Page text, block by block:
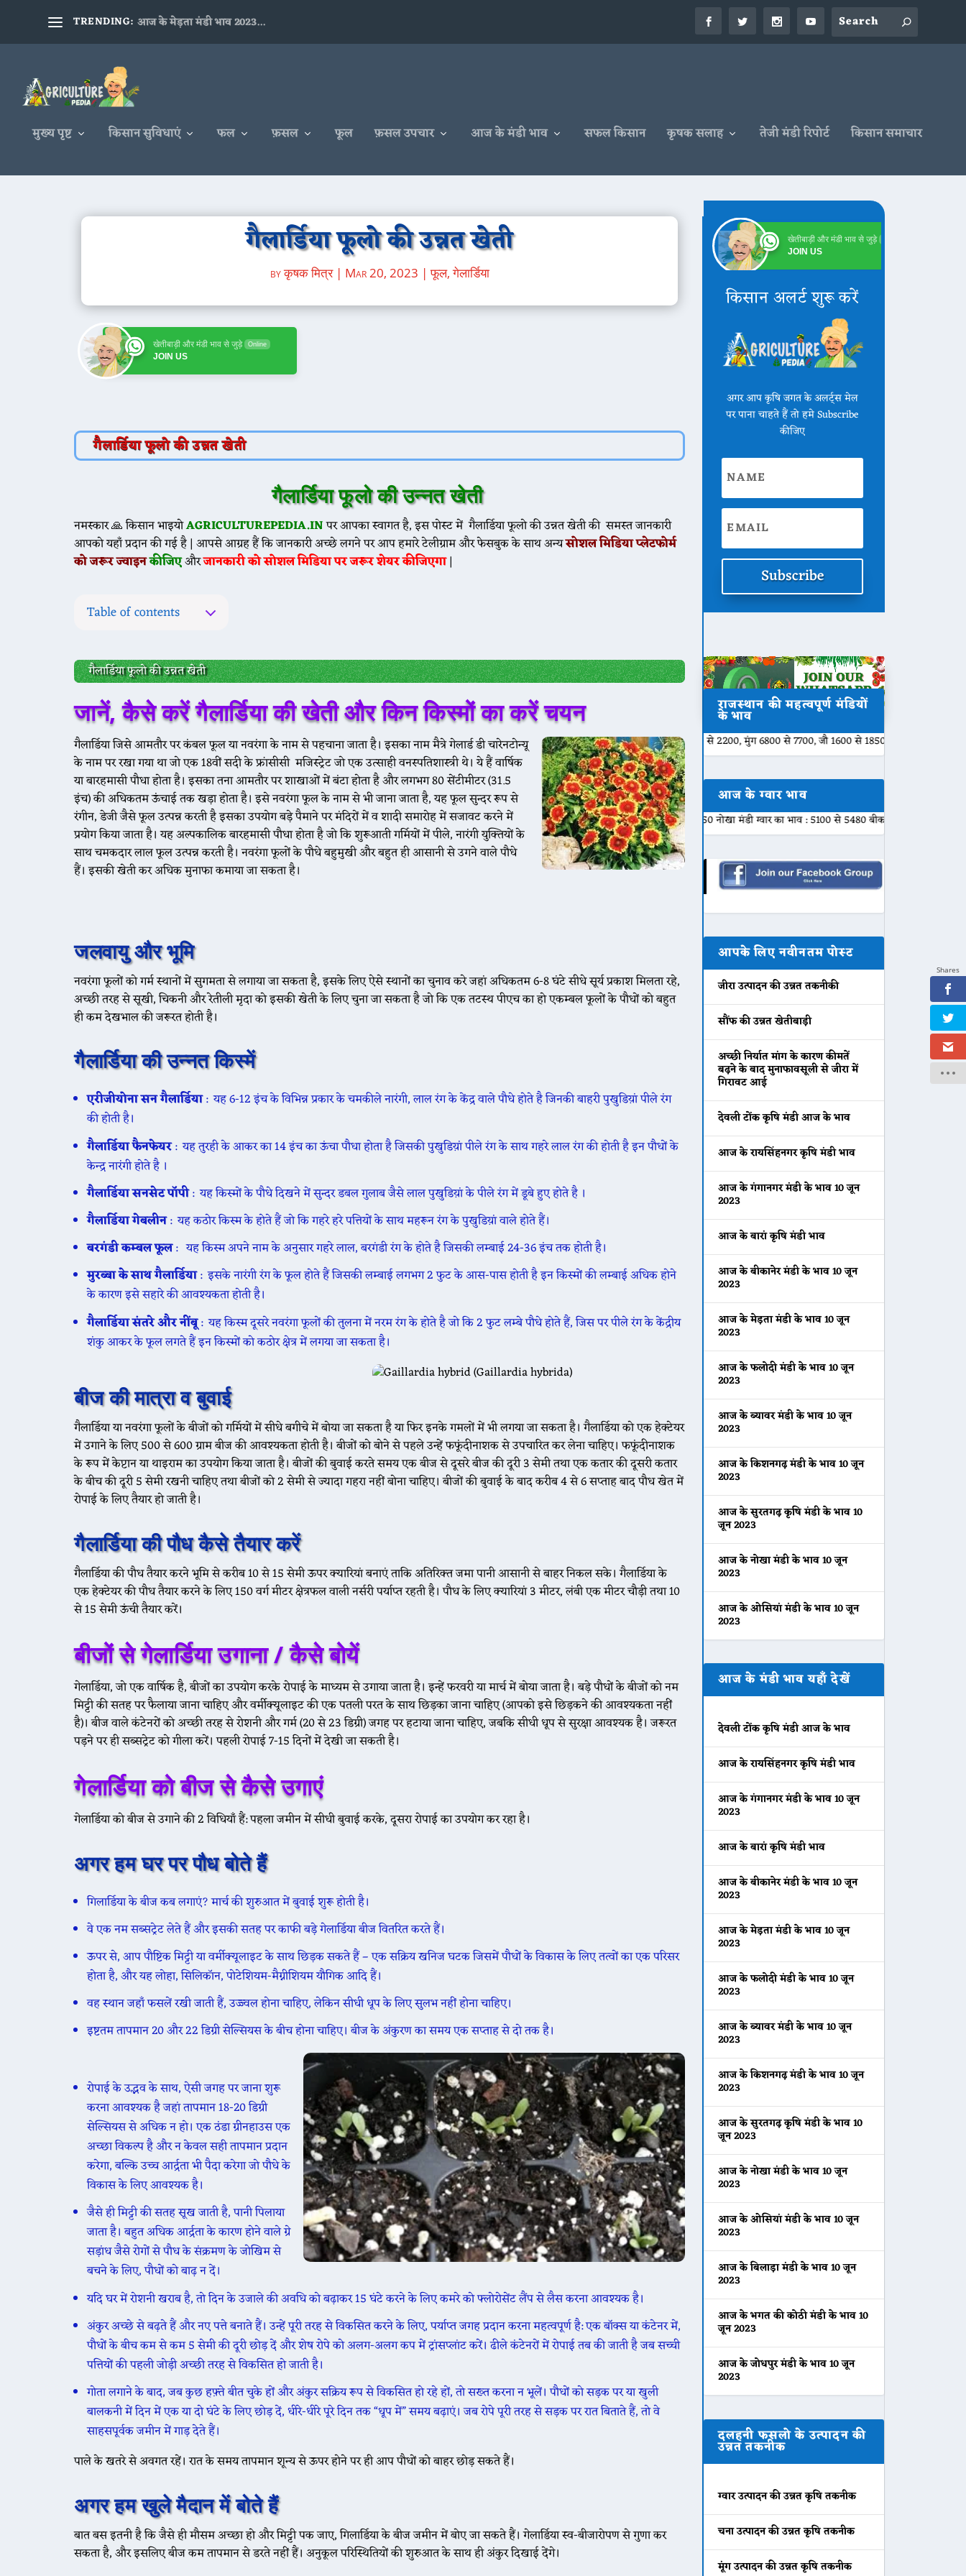
TRENDING: आज के मेड़ता मंडी भाव 2023...
मुख्य पृष्ट किसान सुविधाएं फल फ़सल फूल फ़सल उपचार आज के मंडी भाव सफल किसान कृषक सलाह तेजी मंडी रिपोर्ट किसान समाचार
गैलार्डिया फूलो की उन्नत खेती
byकृषक मित्र| Mar 20, 2023 |फूल,गेलार्डिया
खेतीबाड़ी और मंडी भाव से जुड़े Online
JOIN US
गैलार्डिया फूलो की उन्नत खेती
गैलार्डिया फूलो की उन्नत खेती
नमस्कार 🙏 किसान भाइयोAGRICULTUREPEDIA.INपर आपका स्वागत है, इस पोस्ट में गैलार्डिया फूलो की उन्नत खेती की समस्त जानकारी
आपको यहाँ प्रदान की गई है | आपसे आग्रह हैं कि जानकारी अच्छे लगने पर आप हमारे टेलीग्राम और फेसबुक के साथ अन्यसोशल मिडियाप्लेटफोर्म
को जरूर ज्वाइनकीजिएऔरजानकारी को सोशल मिडिया पर जरूर शेयर कीजिएगा|
Table of contents
गैलार्डिया फूलो की उन्नत खेती
जानें, कैसे करें गैलार्डिया की खेती और किन किस्मों का करें चयन
गैलार्डिया जिसे आमतौर पर कंबल फूल या नवरंगा के नाम से पहचाना जाता है।इसका नाम मैत्रे गेलार्ड डी चारेनटोन्यू
के नाम पर रखा गया था जो एक 18वीं सदी के फ्रांसीसी मजिस्ट्रेट जो एक उत्साही वनस्पतिशास्त्री थे। ये हैं वार्षिक
या बारहमासी पौधा होता है। इसका तना आमतौर पर शाखाओं में बंटा होता है और लगभग 80 सेंटीमीटर (31.5
इंच) की अधिकतम ऊंचाई तक खड़ा होता है। इसे नवरंगा फूल के नाम से भी जाना जाता है, यह फूल सुन्दर रूप से
रंगीन, डेजी जैसे फूल उत्पन्न करती है इसका उपयोग बड़े पैमाने पर मंदिरों में व शादी समारोह में सजावट करने में
प्रयोग किया जाता है। यह अल्पकालिक बारहमासी पौधा होता है जो कि शुरूआती गर्मियों में पीले, नारंगी युक्तियों के
साथ चमकदार लाल फूल उत्पन्न करती है। नवरंगा फूलों के पौधे बहुमुखी और बहुत ही आसानी से उगने वाले पौधे
हैं। इसकी खेती कर अधिक मुनाफा कमाया जा सकता है।
जलवायु और भूमि
नवरंगा फूलों को गर्म स्थानों में सुगमता से लगाया जा सकता है, इसके लिए ऐसे स्थानों का चुनाव करे जहां अधिकतम 6-8 घंटे सीधे सूर्य प्रकाश मिलता रहे,
अच्छी तरह से सूखी, चिकनी और रेतीली मृदा को इसकी खेती के लिए चुना जा सकता है जो कि एक तटस्थ पीएच का हो एकम्बल फूलों के पौधों को बहुत
ही कम देखभाल की जरूरत होती है।
गैलार्डिया की उन्नत किस्में
एरीजीयोना सन गैलार्डिया: यह 6-12 इंच के विभिन्न प्रकार के चमकीले नारंगी, लाल रंग के केंद्र वाले पौधे होते है जिनकी बाहरी पुखुडिय़ां पीले रंग
की होती है।
गैलार्डिया फैनफेयर: यह तुरही के आकर का 14 इंच का ऊंचा पौधा होता है जिसकी पुखुडिय़ां पीले रंग के साथ गहरे लाल रंग की होती है इन पौधों के
केन्द्र नारंगी होते है ।
गैलार्डिया सनसेट पॉपी: यह किस्मों के पौधे दिखने में सुन्दर डबल गुलाब जैसे लाल पुखुडिय़ां के पीले रंग में डूबे हुए होते है ।
गैलार्डिया गेबलीन: यह कठोर किस्म के होते हैं जो कि गहरे हरे पत्तियों के साथ महरून रंग के पुखुडिय़ां वाले होते हैं।
बरगंडी कम्बल फूल: यह किस्म अपने नाम के अनुसार गहरे लाल, बरगंडी रंग के होते है जिसकी लम्बाई 24-36 इंच तक होती है।
मुरब्बा के साथ गैलार्डिया: इसके नारंगी रंग के फूल होते हैं जिसकी लम्बाई लगभग 2 फुट के आस-पास होती है इन किस्मों की लम्बाई अधिक होने
के कारण इसे सहारे की आवश्यकता होती है।
गैलार्डिया संतरे और नींबू: यह किस्म दूसरे नवरंगा फूलों की तुलना में नरम रंग के होते है जो कि 2 फुट लम्बे पौधे होते हैं, जिस पर पीले रंग के केंद्रीय
शंकु आकर के फूल लगते हैं इन किस्मों को कठोर क्षेत्र में लगया जा सकता है।
बीज की मात्रा व बुवाई
गैलार्डिया या नवरंगा फूलों के बीजों को गर्मियों में सीधे बगीचे में बोया जा सकता है या फिर इनके गमलों में भी लगया जा सकता है। गैलार्डिया को एक हेक्टेयर
में उगाने के लिए 500 से 600 ग्राम बीज की आवश्यकता होती है। बीजों को बोने से पहले उन्हें फफूंदीनाशक से उपचारित कर लेना चाहिए। फफूंदीनाशक
के रूप में केप्टान या थाइराम का उपयोग किया जाता है। बीजों की बुवाई करते समय एक बीज से दूसरे बीज की दूरी 3 सेमी तथा एक कतार की दूसरी कतार
के बीच की दूरी 5 सेमी रखनी चाहिए तथा बीजों को 2 सेमी से ज्यादा गहरा नहीं बोना चाहिए। बीजों की बुवाई के बाद करीब 4 से 6 सप्ताह बाद पौध खेत में
रोपाई के लिए तैयार हो जाती है।
गैलार्डिया की पौध कैसे तैयार करें
गैलार्डिया की पौध तैयार करने भूमि से करीब 10 से 15 सेमी ऊपर क्यारियां बनाएं ताकि अतिरिक्त जमा पानी आसानी से बाहर निकल सके। गैलार्डिया के
एक हेक्टेयर की पौध तैयार करने के लिए 150 वर्ग मीटर क्षेत्रफल वाली नर्सरी पर्याप्त रहती है। पौध के लिए क्यारियां 3 मीटर, लंबी एक मीटर चौड़ी तथा 10
से 15 सेमी ऊंची तैयार करें।
बीजों से गेलार्डिया उगाना /कैसे बोयें
गेलार्डिया, जो एक वार्षिक है, बीजों का उपयोग करके रोपाई के माध्यम से उगाया जाता है। इन्हें फरवरी या मार्च में बोया जाता है। बड़े पौधों के बीजों को नम
मिट्टी की सतह पर फैलाया जाना चाहिए और वर्मीक्यूलाइट की एक पतली परत के साथ छिड़का जाना चाहिए (आपको इसे छिड़कने की आवश्यकता नहीं
है)। बीज वाले कंटेनरों को अच्छी तरह से रोशनी और गर्म (20 से 23 डिग्री) जगह पर हटाया जाना चाहिए, जबकि सीधी धूप से सुरक्षा आवश्यक है। जरूरत
पड़ने पर ही सब्सट्रेट को गीला करें। पहली रोपाई 7-15 दिनों में देखी जा सकती है।
गेलार्डिया को बीज से कैसे उगाएं
गेलार्डिया को बीज से उगाने की 2 विधियाँ हैं: पहला जमीन में सीधी बुवाई करके, दूसरा रोपाई का उपयोग कर रहा है।
अगर हम घर पर पौध बोते हैं
गिलार्डिया के बीज कब लगाएं?मार्च की शुरुआत में बुवाई शुरू होती है।
वे एक नम सब्सट्रेट लेते हैं और इसकी सतह पर काफी बड़े गेलार्डिया बीज वितरित करते हैं।
ऊपर से, आप पौष्टिक मिट्टी या वर्मीक्यूलाइट के साथ छिड़क सकते हैं – एक सक्रिय खनिज घटक जिसमें पौधों के विकास के लिए तत्वों का एक परिसर
होता है, और यह लोहा, सिलिकॉन, पोटेशियम-मैग्नीशियम यौगिक आदि हैं।
वह स्थान जहाँ फसलें रखी जाती हैं, उज्ज्वल होना चाहिए, लेकिन सीधी धूप के लिए सुलभ नहीं होना चाहिए।
इष्टतम तापमान 20 और 22 डिग्री सेल्सियस के बीच होना चाहिए।बीज के अंकुरण का समय एक सप्ताह से दो तक है।
रोपाई के उद्भव के साथ, ऐसी जगह पर जाना शुरू
करना आवश्यक है जहां तापमान 18-20 डिग्री
सेल्सियस से अधिक न हो। एक ठंडा ग्रीनहाउस एक
अच्छा विकल्प है और न केवल सही तापमान प्रदान
करेगा, बल्कि उच्च आर्द्रता भी पैदा करेगा जो पौधे के
विकास के लिए आवश्यक है।
जैसे ही मिट्टी की सतह सूख जाती है, पानी पिलाया
जाता है। बहुत अधिक आर्द्रता के कारण होने वाले ग्रे
सड़ांध जैसे रोगों से पौध के संक्रमण के जोखिम से
बचने के लिए, पौधों को बाढ़ न दें।
यदि घर में रोशनी खराब है, तो दिन के उजाले की अवधि को बढ़ाकर 15 घंटे करने के लिए कमरे को फ्लोरोसेंट लैंप से लैस करना आवश्यक है।
अंकुर अच्छे से बढ़ते हैं और नए पत्ते बनाते हैं। उन्हें पूरी तरह से विकसित करने के लिए, पर्याप्त जगह प्रदान करना महत्वपूर्ण है: एक बॉक्स या कंटेनर में,
पौधों के बीच कम से कम 5 सेमी की दूरी छोड़ दें और शेष रोपे को अलग-अलग कप में ट्रांसप्लांट करें। ढीले कंटेनरों में रोपाई तब की जाती है जब सच्ची
पत्तियों की पहली जोड़ी अच्छी तरह से विकसित हो जाती है।
गोता लगाने के बाद, जब कुछ हफ़्ते बीत चुके हों और अंकुर सक्रिय रूप से विकसित हो रहे हों, तो सख्त करना न भूलें। पौधों को सड़क पर या खुली
बालकनी में दिन में एक या दो घंटे के लिए छोड़ दें, धीरे-धीरे पूरे दिन तक “धूप में” समय बढ़ाएं। जब रोपे पूरी तरह से सड़क पर रात बिताते हैं, तो वे
साहसपूर्वक जमीन में गाड़ देते हैं।
पाले के खतरे से अवगत रहें। रात के समय तापमान शून्य से ऊपर होने पर ही आप पौधों को बाहर छोड़ सकते हैं।
अगर हम खुले मैदान में बोते हैं
बात बस इतनी है कि जैसे ही मौसम अच्छा हो और मिट्टी पक जाए, गिलार्डिया के बीज जमीन में बोए जा सकते हैं। गेलार्डिया स्व-बीजारोपण से गुणा कर
सकता है, और इसलिए बीज कम तापमान से डरते नहीं हैं। अनुकूल परिस्थितियों की शुरुआत के साथ ही अंकुर दिखाई देंगे।
खेतीबाड़ी और मंडी भाव से जुड़े
JOIN US
किसान अलर्ट शुरू करें
अगर आप कृषि जगत के अलर्ट्स मेल
पर पाना चाहते हैं तो हमे Subscribe
कीजिए
Subscribe
राजस्थान की महत्वपूर्ण मंडियों
के भाव
🌾 आज 20 मई के भाव ☘️ श्री विजयनगर मंडी के भाव सरसों 4200 से 4630, गेहूं 2050 से 2280, नरमा 7500 से 7840, ग्वार 5100 से 5301, बाजरी 2000 से 2200, मुंग 6800 से 7700, जौ 1600 से 1850, चना 4500 से 4680, कपास
आज के ग्वार भाव
🌾 आज 20 मई ग्वार के भाव मेड़ता मंडी ग्वार का भाव : 5050 से 5530 डेगाना मंडी ग्वार का भाव : 4500 से 5480 नागौर मंडी ग्वार का भाव : 4800 से 5450 नोखा मंडी ग्वार का भाव : 5100 से 5480 बीकानेर मंडी ग्वार का भाव : 5400
आपके लिए नवीनतम पोस्ट
जीरा उत्पादन की उन्नत तकनीकी
सौंफ की उन्नत खेतीबाड़ी
अच्छी निर्यात मांग के कारण कीमतें
बढ़ने के बाद मुनाफावसूली से जीरा में
गिरावट आई
देवली टोंक कृषि मंडी आज के भाव
आज के रायसिंहनगर कृषि मंडी भाव
आज के गंगानगर मंडी के भाव 10 जून
2023
आज के बारां कृषि मंडी भाव
आज के बीकानेर मंडी के भाव 10 जून
2023
आज के मेड़ता मंडी के भाव 10 जून
2023
आज के फलोदी मंडी के भाव 10 जून
2023
आज के ब्यावर मंडी के भाव 10 जून
2023
आज के किशनगढ़ मंडी के भाव 10 जून
2023
आज के सुरतगढ़ कृषि मंडी के भाव 10
जून 2023
आज के नोखा मंडी के भाव 10 जून
2023
आज के ओसियां मंडी के भाव 10 जून
2023
आज के मंडी भाव यहाँ देखें
देवली टोंक कृषि मंडी आज के भाव
आज के रायसिंहनगर कृषि मंडी भाव
आज के गंगानगर मंडी के भाव 10 जून
2023
आज के बारां कृषि मंडी भाव
आज के बीकानेर मंडी के भाव 10 जून
2023
आज के मेड़ता मंडी के भाव 10 जून
2023
आज के फलोदी मंडी के भाव 10 जून
2023
आज के ब्यावर मंडी के भाव 10 जून
2023
आज के किशनगढ़ मंडी के भाव 10 जून
2023
आज के सुरतगढ़ कृषि मंडी के भाव 10
जून 2023
आज के नोखा मंडी के भाव 10 जून
2023
आज के ओसियां मंडी के भाव 10 जून
2023
आज के बिलाड़ा मंडी के भाव 10 जून
2023
आज के भगत की कोठी मंडी के भाव 10
जून 2023
आज के जोधपुर मंडी के भाव 10 जून
2023
दलहनी फसलो के उत्पादन की
उन्नत तकनीक
ग्वार उत्पादन की उन्नत कृषि तकनीक
चना उत्पादन की उन्नत कृषि तकनीक
मूंग उत्पादन की उन्नत कृषि तकनीक
Shares